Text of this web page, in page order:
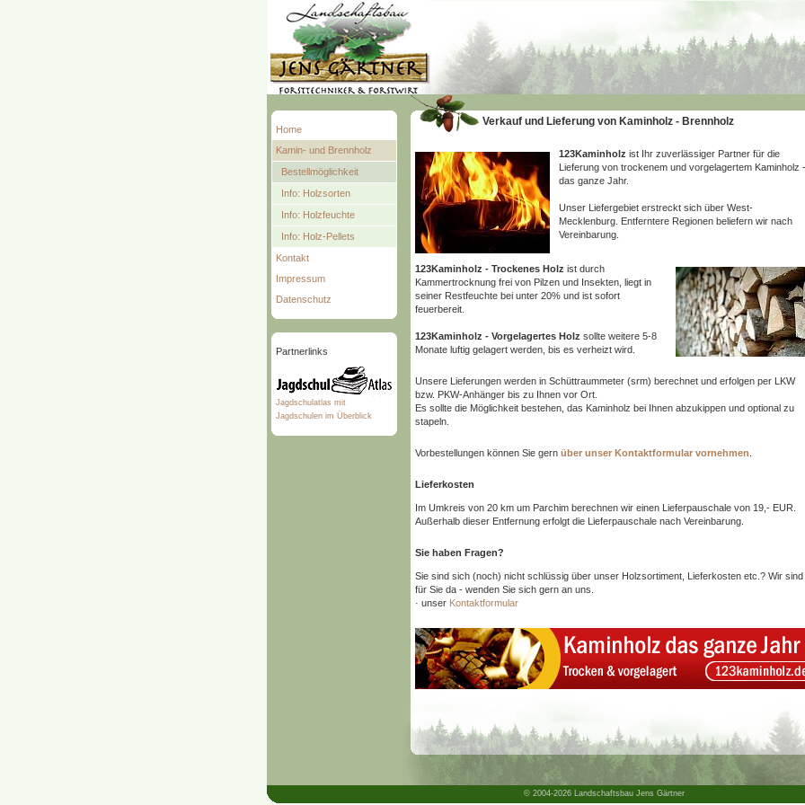
Home
Kamin- und Brennholz
Bestellmöglichkeit
Info: Holzsorten
Info: Holzfeuchte
Info: Holz-Pellets
Kontakt
Impressum
Datenschutz
Partnerlinks
Jagdschulatlas mit
Jagdschulen im Überblick
Verkauf und Lieferung von Kaminholz - Brennholz
123Kaminholz ist Ihr zuverlässiger Partner für die
Lieferung von trockenem und vorgelagertem Kaminholz -
das ganze Jahr.
Unser Liefergebiet erstreckt sich über West-
Mecklenburg. Entferntere Regionen beliefern wir nach
Vereinbarung.
123Kaminholz - Trockenes Holz ist durch
Kammertrocknung frei von Pilzen und Insekten, liegt in
seiner Restfeuchte bei unter 20% und ist sofort
feuerbereit.
123Kaminholz - Vorgelagertes Holz sollte weitere 5-8
Monate luftig gelagert werden, bis es verheizt wird.
Unsere Lieferungen werden in Schüttraummeter (srm) berechnet und erfolgen per LKW
bzw. PKW-Anhänger bis zu Ihnen vor Ort.
Es sollte die Möglichkeit bestehen, das Kaminholz bei Ihnen abzukippen und optional zu
stapeln.
Vorbestellungen können Sie gern über unser Kontaktformular vornehmen
Lieferkosten
Im Umkreis von 20 km um Parchim berechnen wir einen Lieferpauschale von 19,- EUR.
Außerhalb dieser Entfernung erfolgt die Lieferpauschale nach Vereinbarung.
Sie haben Fragen?
Sie sind sich (noch) nicht schlüssig über unser Holzsortiment, Lieferkosten etc.? Wir sind
für Sie da - wenden Sie sich gern an uns.
· unser Kontaktformular
© 2004-2026 Landschaftsbau Jens Gärtner